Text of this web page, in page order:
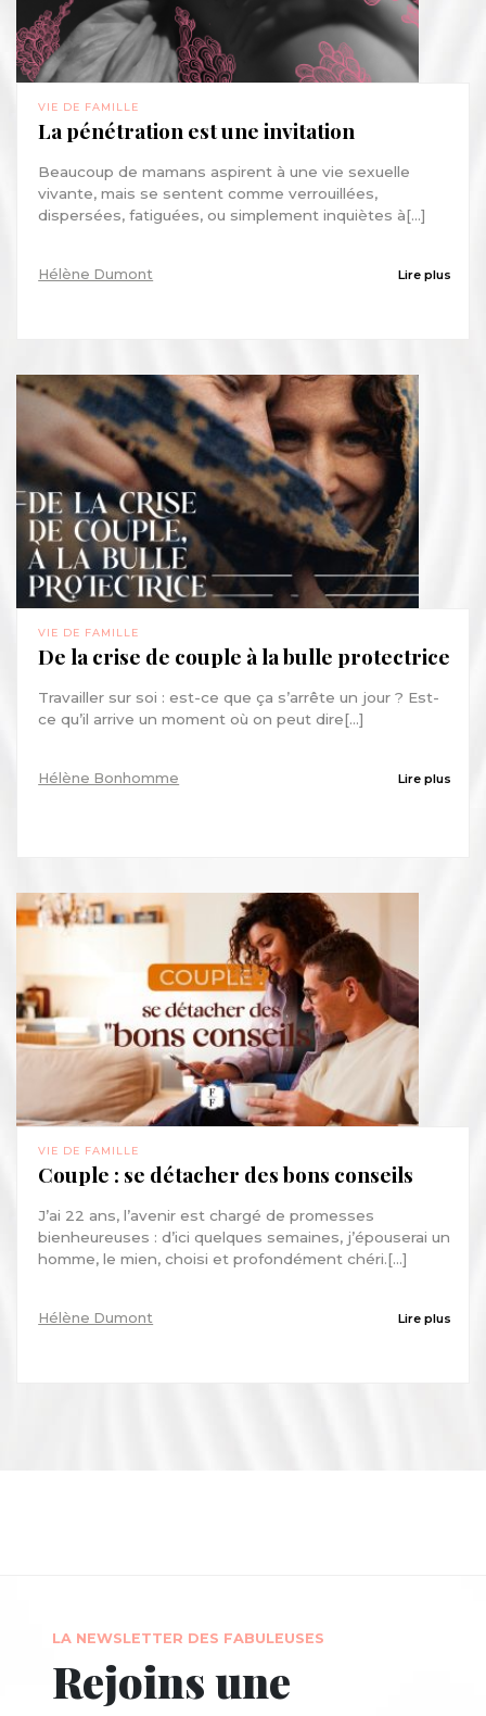
VIE DE FAMILLE
La pénétration est une invitation
Beaucoup de mamans aspirent à une vie sexuelle
vivante, mais se sentent comme verrouillées,
dispersées, fatiguées, ou simplement inquiètes à[...]
Hélène Dumont Lire plus
VIE DE FAMILLE
De la crise de couple à la bulle protectrice
Travailler sur soi : est-ce que ça s’arrête un jour ? Est-
ce qu’il arrive un moment où on peut dire[...]
Hélène Bonhomme Lire plus
VIE DE FAMILLE
Couple : se détacher des bons conseils
J’ai 22 ans, l’avenir est chargé de promesses
bienheureuses : d’ici quelques semaines, j’épouserai un
homme, le mien, choisi et profondément chéri.[...]
Hélène Dumont Lire plus
LA NEWSLETTER DES FABULEUSES
Rejoins une